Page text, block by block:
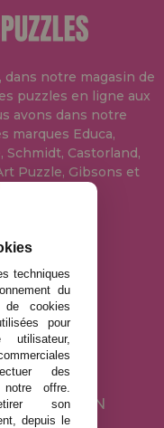
dans notre magasin de
puzzles en ligne aux
avons dans notre
marques Educa,
Schmidt, Castorland,
Puzzle, Gibsons et
techniques
du
de cookies
pour
utilisateur,
des
offre.
son
depuis le